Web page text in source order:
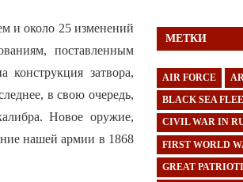
и около 25 изменений
поставленным
затвора,
в свою очередь,
Новое оружие,
нашей армии в 1868
МЕТКИ
AIR FORCE
BLACK SEA
CIVIL WAR IN
FIRST WORLD
GREAT